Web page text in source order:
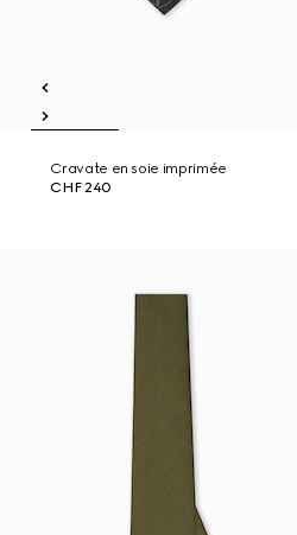
Cravate en soie imprimée
CHF 240